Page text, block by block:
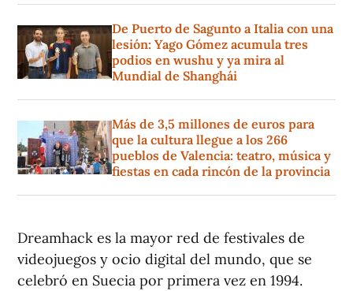
De Puerto de Sagunto a Italia con una
lesión: Yago Gómez acumula tres
podios en wushu y ya mira al
Mundial de Shanghái
Más de 3,5 millones de euros para
que la cultura llegue a los 266
pueblos de Valencia: teatro, música y
fiestas en cada rincón de la provincia
Dreamhack es la mayor red de festivales de
videojuegos y ocio digital del mundo, que se
celebró en Suecia por primera vez en 1994.